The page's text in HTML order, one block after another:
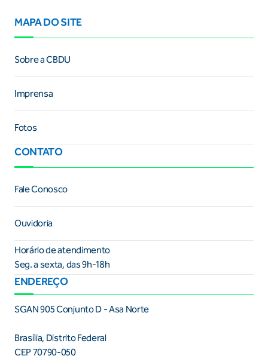
MAPA DO SITE
Sobre a CBDU
Imprensa
Fotos
CONTATO
Fale Conosco
Ouvidoria
Horário de atendimento
Seg. a sexta, das 9h-18h
ENDEREÇO
SGAN 905 Conjunto D - Asa Norte
Brasília, Distrito Federal
CEP 70790-050